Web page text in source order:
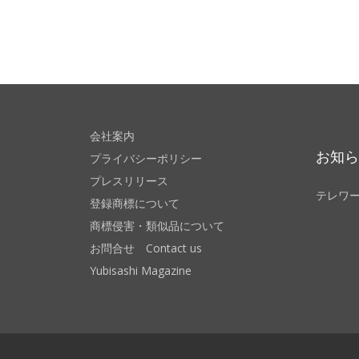
会社案内
プライバシーポリシー
プレスリリース
登録商標について
商標侵害・類似品について
お問合せ Contact us
Yubisashi Magazine
お知
テレワ